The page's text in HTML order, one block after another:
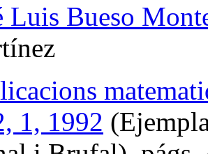
Luis Bueso
1, 1992